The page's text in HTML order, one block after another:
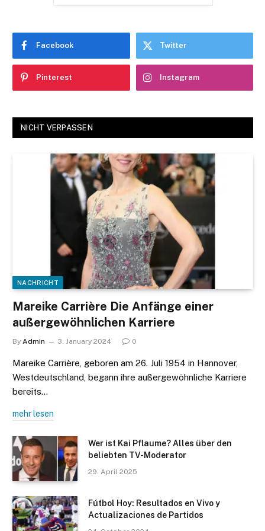
Facebook Twitter
Pinterest Instagram
NICHT VERPASSEN
NACHRICHT
Mareike Carrière Die Anfänge einer
außergewöhnlichen Karriere
By Admin 3. January 2024 0
Mareike Carrière, geboren am 26. Juli 1954 in Hannover,
Westdeutschland, begann ihre außergewöhnliche Karriere
bereits…
mehr lesen
Wer ist Kai Pflaume? Alles über den
beliebten TV-Moderator
29. April 2025
Fútbol Hoy: Resultados en Vivo y
Actualizaciones de Partidos